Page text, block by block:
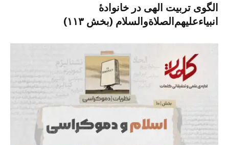
الگوی تربیت الهی در خانوادۀ
انبیاءعلیهم‌الصلاةو‌السلام (بخش ۱۱۳)